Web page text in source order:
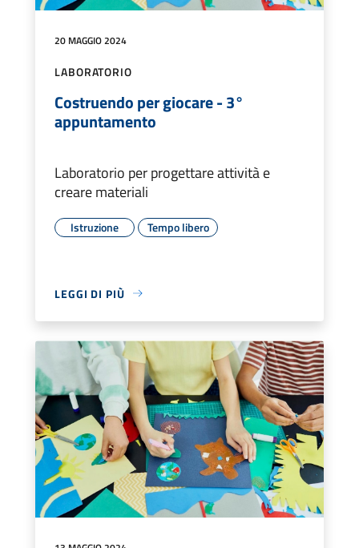
20 MAGGIO 2024
LABORATORIO
Costruendo per giocare - 3°
appuntamento
Laboratorio per progettare attività e
creare materiali
Istruzione Tempo libero
LEGGI DI PIÙ